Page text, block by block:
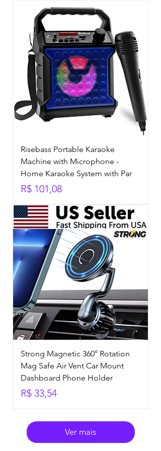
Risebass Portable Karaoke
Machine with Microphone -
Home Karaoke System with Par
Preço
R$ 101,08
Strong Magnetic 360° Rotation
Mag Safe Air Vent Car Mount
Dashboard Phone Holder
Preço
R$ 33,54
Ver mais